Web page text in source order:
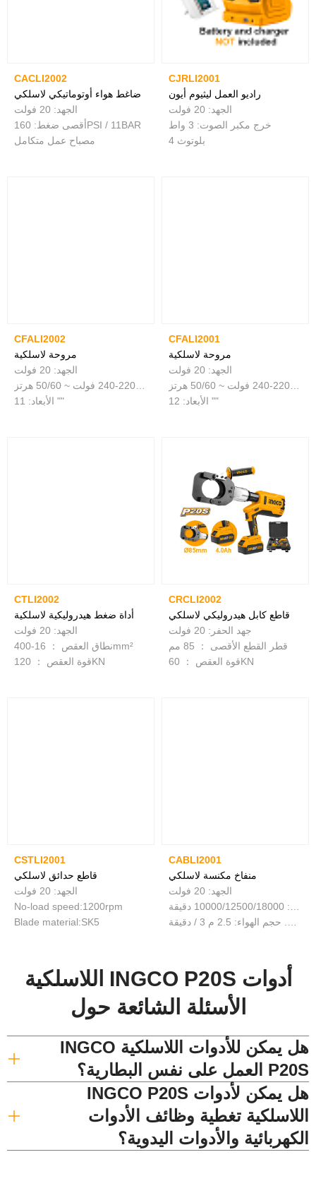
CACLI2002
ضاغط هواء أوتوماتيكي لاسلكي
الجهد: 20 فولت
أقصى ضغط: 160PSI / 11BAR
مصباح عمل متكامل
CJRLI2001
راديو العمل ليثيوم أيون
الجهد: 20 فولت
خرج مكبر الصوت: 3 واط
بلوتوث 4
CFALI2002
مروحة لاسلكية
الجهد: 20 فولت
الأبعاد: 11 ""
CFALI2001
مروحة لاسلكية
الجهد: 20 فولت
الأبعاد: 12 ""
CTLI2002
أداة ضغط هيدروليكية لاسلكية
الجهد: 20 فولت
نطاق العقص ： 16-400mm²
قوة العقص ： 120KN
CRCLI2002
قاطع كابل هيدروليكي لاسلكي
جهد الحفر: 20 فولت
قطر القطع الأقصى ： 85 مم
قوة العقص ： 60KN
CSTLI2001
قاطع حدائق لاسلكي
الجهد: 20 فولت
No-load speed:1200rpm
Blade material:SK5
CABLI2001
منفاخ مكنسة لاسلكي
الجهد: 20 فولت
أدوات INGCO P20S اللاسلكية
الأسئلة الشائعة حول
هل يمكن للأدوات اللاسلكية INGCO
P20S العمل على نفس البطارية؟
هل يمكن لأدوات INGCO P20S
اللاسلكية تغطية وظائف الأدوات
الكهربائية والأدوات اليدوية؟